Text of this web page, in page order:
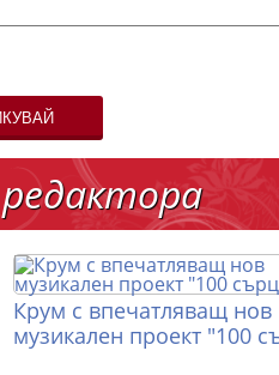
Крум с впечатляващ нов
музикален проект "100